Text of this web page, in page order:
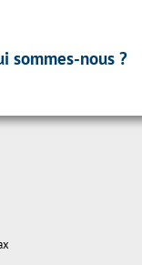
sommes-nous ?